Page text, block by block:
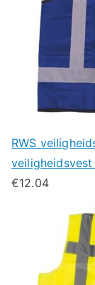
RWS
€12.04